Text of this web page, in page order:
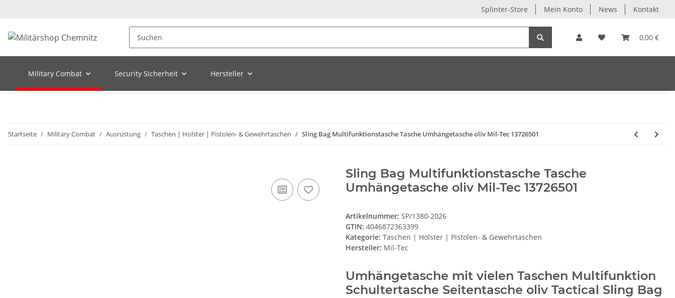
Splinter-Store Mein Konto News Kontakt
0,00 €
Military Combat Security Sicherheit Hersteller
Startseite Military Combat Ausrüstung Taschen | Holster | Pistolen- & Gewehrtaschen Sling Bag Multifunktionstasche Tasche Umhängetasche oliv Mil-Tec 13726501
Sling Bag Multifunktionstasche Tasche
Umhängetasche oliv Mil-Tec 13726501
Artikelnummer: SP/1380-2026
GTIN: 4046872363399
Kategorie: Taschen | Holster | Pistolen- & Gewehrtaschen
Hersteller: Mil-Tec
Umhängetasche mit vielen Taschen Multifunktion
Schultertasche Seitentasche oliv Tactical Sling Bag